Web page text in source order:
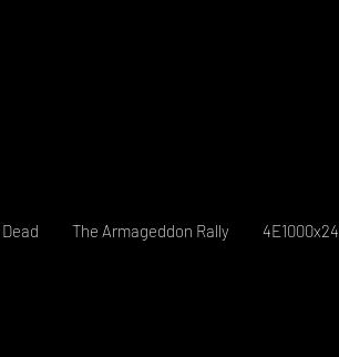
The Armageddon Rally 4E1000x24